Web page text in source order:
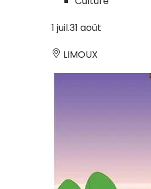
1 juil.31 août
LIMOUX